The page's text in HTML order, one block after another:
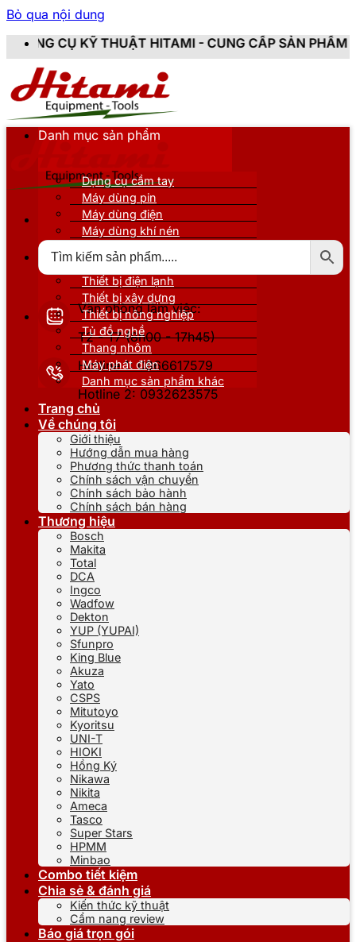
Bỏ qua nội dung
HITAMI - CUNG CẤP SẢN PHẨM CHÍNH HÃNG,
Văn phòng làm việc:
T2 - T7 (8h00 - 17h45)
Hotline 1: 0866617579
Hotline 2: 0932623575
Danh mục sản phẩm
Dụng cụ cầm tay
Máy dùng pin
Máy dùng điện
Máy dùng khí nén
Thiết bị nâng đỡ
Thiết bị điện lạnh
Thiết bị xây dựng
Thiết bị nông nghiệp
Tủ đồ nghề
Thang nhôm
Máy phát điện
Danh mục sản phẩm khác
Trang chủ
Về chúng tôi
Giới thiệu
Hướng dẫn mua hàng
Phương thức thanh toán
Chính sách vận chuyển
Chính sách bảo hành
Chính sách bán hàng
Thương hiệu
Bosch
Makita
Total
DCA
Ingco
Wadfow
Dekton
YUP (YUPAI)
Sfunpro
King Blue
Akuza
Yato
CSPS
Mitutoyo
Kyoritsu
UNI-T
HIOKI
Hồng Ký
Nikawa
Nikita
Ameca
Tasco
Super Stars
HPMM
Minbao
Combo tiết kiệm
Chia sẻ & đánh giá
Kiến thức kỹ thuật
Cẩm nang review
Báo giá trọn gói